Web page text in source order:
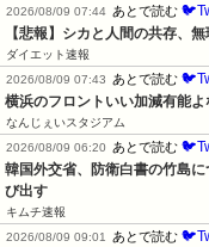
2026/08/09 07:44 あとで読む
【悲報】シカと人間の共存、
ダイエット速報
2026/08/09 07:43
あとで読む
横浜のフロントいい加減有能よ
なんじぇいスタジアム
2026/08/09 06:20
あとで読む
韓国外交省、防衛白書の竹島
び出す
キムチ速報
2026/08/09 09:01
あとで読む